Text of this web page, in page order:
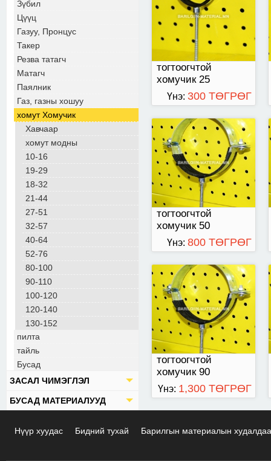
Зүбил
Цүүц
Газуу, Пронцус
Такер
Резва татагч
Матагч
Паялник
Газ, газны хошуу
хомут Хомучик
Хавчаар
хомут модны
10-16
19-29
18-32
21-44
27-51
32-57
40-64
52-76
80-100
90-110
100-120
120-140
130-152
пилта
тайль
Бусад
ЗАСАЛ ЧИМЭГЛЭЛ
БУСАД МАТЕРИАЛУУД
тогтоогчтой
хомучик 25
Үнэ: 300 ТӨГРӨГ
тогтоогчтой
хомучик 50
50
Үнэ: 800 ТӨГРӨГ
тогтоогчтой
хомучик 90
тогтоогчтой хомучик
90
Үнэ: 1,300 ТӨГРӨГ
Нүүр хуудас Бидний тухай Барилгын материалын